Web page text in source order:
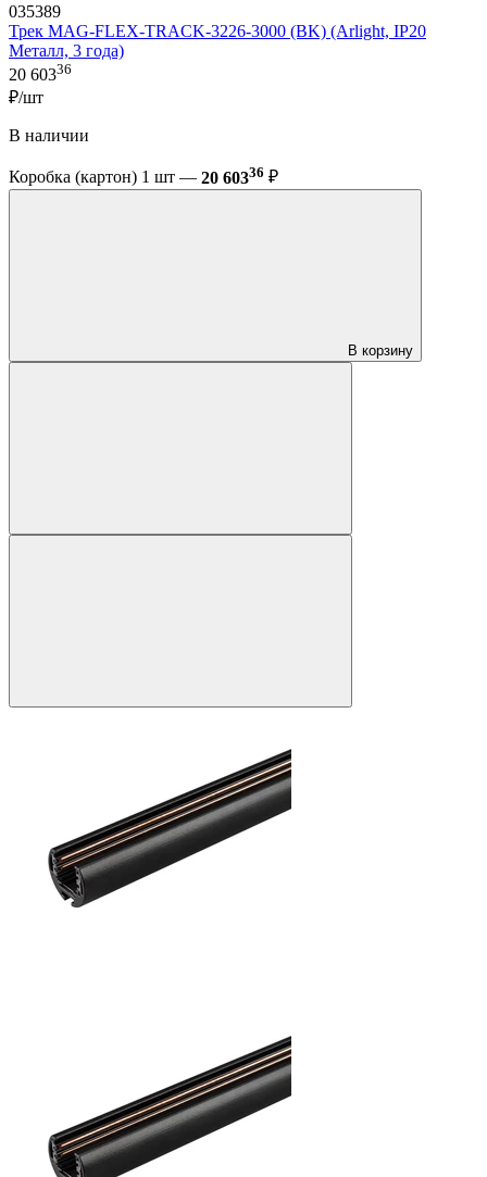
035389
Трек MAG-FLEX-TRACK-3226-3000 (BK) (Arlight, IP20
Металл, 3 года)
20 60336
₽/шт
В наличии
Коробка (картон) 1 шт — 20 60336 ₽
В корзину